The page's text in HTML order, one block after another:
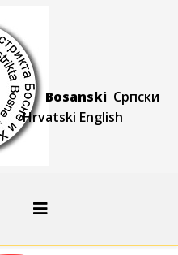
Bosanski Српски
Hrvatski English